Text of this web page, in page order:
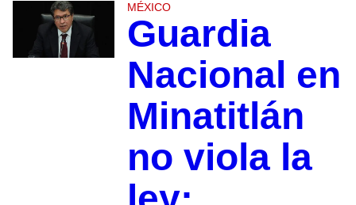
MÉXICO
Guardia
Nacional en
Minatitlán
no viola la